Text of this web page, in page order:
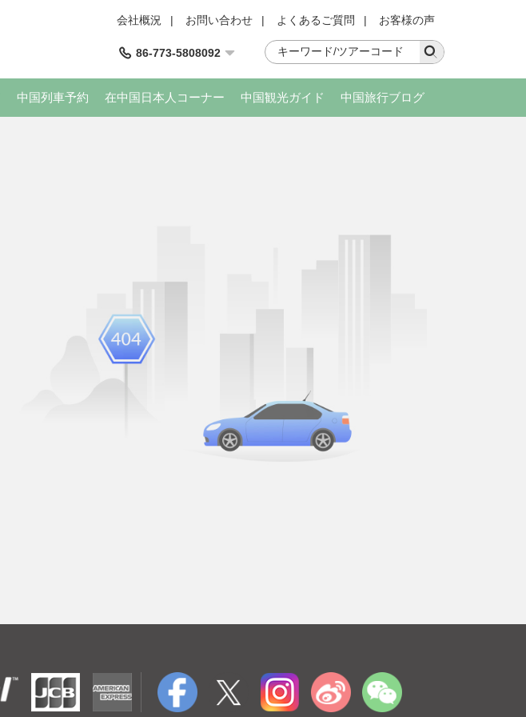
会社概況 | お問い合わせ | よくあるご質問 | お客様の声
86-773-5808092
中国列車予約 在中国日本人コーナー 中国観光ガイド 中国旅行ブログ